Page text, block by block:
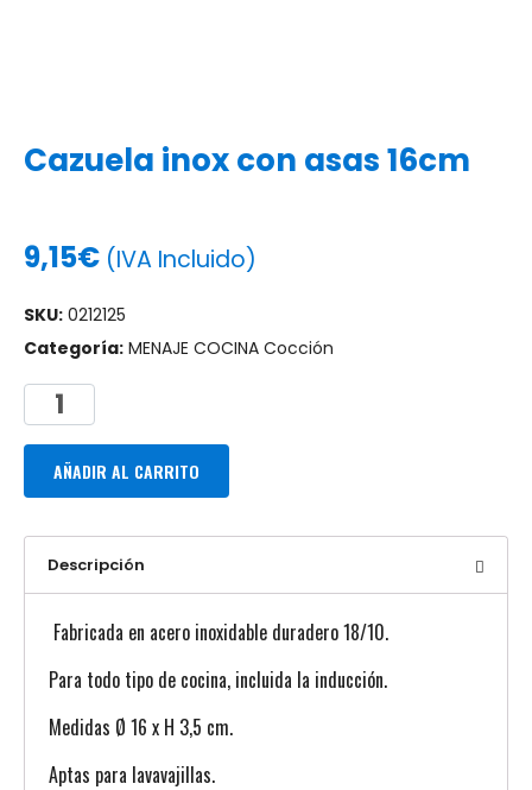
Cazuela inox con asas 16cm
9,15€ (IVA Incluido)
SKU: 0212125
Categoría: MENAJE COCINA Cocción
AÑADIR AL CARRITO
Descripción
Fabricada en acero inoxidable duradero 18/10.
Para todo tipo de cocina, incluida la inducción.
Medidas Ø 16 x H 3,5 cm.
Aptas para lavavajillas.